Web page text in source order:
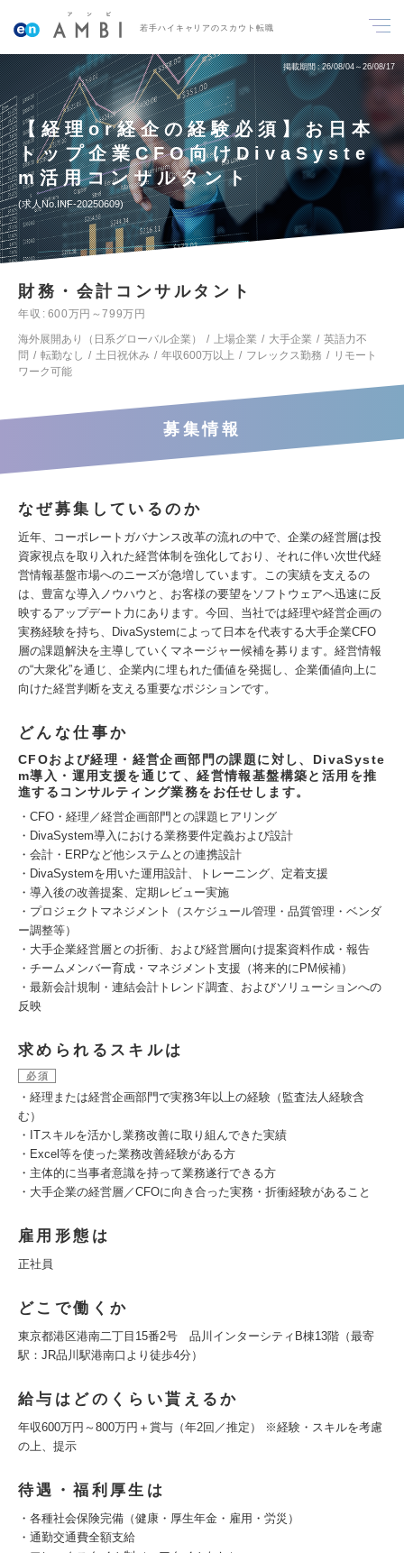
若手ハイキャリアのスカウト転職
掲載期間 26/08/04～26/08/17
【経理or経企の経験必須】お日本
トップ企業CFO向けDivaSyste
m活用コンサルタント
求人No.INF-20250609
財務・会計コンサルタント
年収
600万円～799万円
海外展開あり（日系グローバル企業）
上場企業 大手企業
英語力不
問
転勤なし 土日祝休み 年収600万以上 フレックス勤務
リモート
ワーク可能
募集情報
なぜ募集しているのか
近年、コーポレートガバナンス改革の流れの中で、企業の経営層は投
資家視点を取り入れた経営体制を強化しており、それに伴い次世代経
営情報基盤市場へのニーズが急増しています。この実績を支えるの
は、豊富な導入ノウハウと、お客様の要望をソフトウェアへ迅速に反
映するアップデート力にあります。今回、当社では経理や経営企画の
実務経験を持ち、DivaSystemによって日本を代表する大手企業CFO
層の課題解決を主導していくマネージャー候補を募ります。経営情報
の“大衆化”を通じ、企業内に埋もれた価値を発掘し、企業価値向上に
向けた経営判断を支える重要なポジションです。
どんな仕事か
CFOおよび経理・経営企画部門の課題に対し、DivaSyste
m導入・運用支援を通じて、経営情報基盤構築と活用を推
進するコンサルティング業務をお任せします。
・CFO・経理／経営企画部門との課題ヒアリング
・DivaSystem導入における業務要件定義および設計
・会計・ERPなど他システムとの連携設計
・DivaSystemを用いた運用設計、トレーニング、定着支援
・導入後の改善提案、定期レビュー実施
・プロジェクトマネジメント（スケジュール管理・品質管理・ベンダ
ー調整等）
・大手企業経営層との折衝、および経営層向け提案資料作成・報告
・チームメンバー育成・マネジメント支援（将来的にPM候補）
・最新会計規制・連結会計トレンド調査、およびソリューションへの
反映
求められるスキルは
必須
・経理または経営企画部門で実務3年以上の経験（監査法人経験含
む）
・ITスキルを活かし業務改善に取り組んできた実績
・Excel等を使った業務改善経験がある方
・主体的に当事者意識を持って業務遂行できる方
・大手企業の経営層／CFOに向き合った実務・折衝経験があること
雇用形態は
正社員
どこで働くか
東京都港区港南二丁目15番2号 品川インターシティB棟13階（最寄
駅：JR品川駅港南口より徒歩4分）
給与はどのくらい貰えるか
年収600万円～800万円＋賞与（年2回／推定） ※経験・スキルを考慮
の上、提示
待遇・福利厚生は
・各種社会保険完備（健康・厚生年金・雇用・労災）
・通勤交通費全額支給